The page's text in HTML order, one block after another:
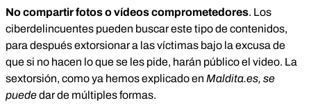
No compartir fotos o vídeos comprometedores. Los
ciberdelincuentes pueden buscar este tipo de contenidos,
para después extorsionar a las víctimas bajo la excusa de
que si no hacen lo que se les pide, harán público el video. La
sextorsión, como ya hemos explicado en Maldita.es, se
puededar de múltiples formas.